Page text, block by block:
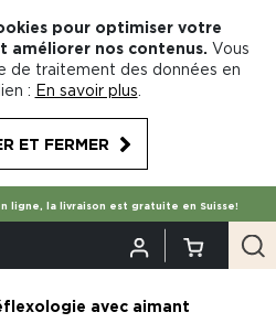
pour optimiser votre
améliorer nos contenus. Vous
de traitement des données en
: En savoir plus
ET FERMER
ligne, la livraison est gratuite en Suisse!
avec aimant